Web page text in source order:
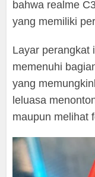
bahwa realme
yang memiliki
Layar perangkat
memenuhi
yang
leluasa
maupun melihat